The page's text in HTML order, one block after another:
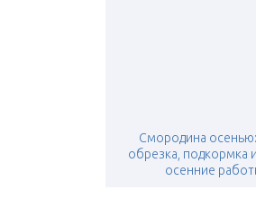
Смородина осенью:
обрезка, подкормка
осенние